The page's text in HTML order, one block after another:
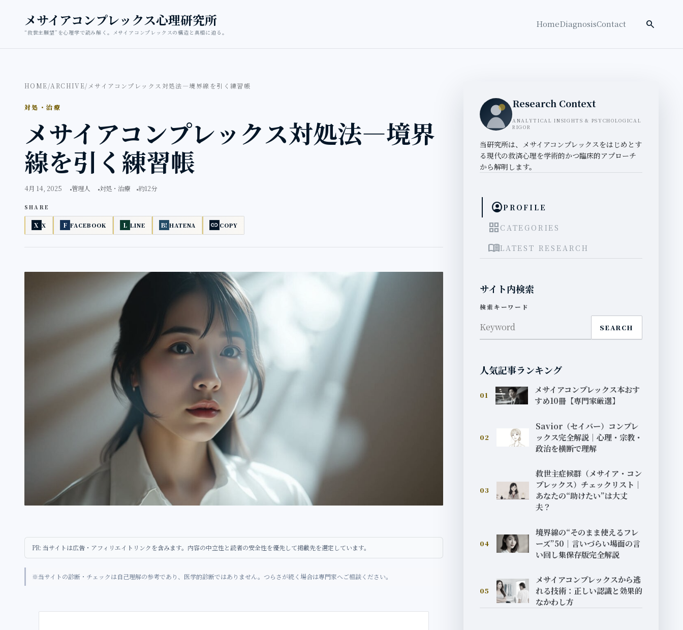
メサイアコンプレックス心理研究所
“救世主願望”を心理学で読み解く。メサイアコンプレックスの構造と真相に迫る。
HomeDiagnosisContact 検索を開く
search
HOME/ARCHIVE/ メサイアコンプレックス対処法―境界線を引く練習帳
対処・治療
メサイアコンプレックス対処法―境界
線を引く練習帳
4月 14, 2025 管理人 対処・治療 約12分
SHARE
X X F FACEBOOK L LINE B! HATENA link COPY
PR: 当サイトは広告・アフィリエイトリンクを含みます。内容の中立性と読者の安全性を優先して掲載先を選定しています。
※当サイトの診断・チェックは自己理解の参考であり、医学的診断ではありません。つらさが続く場合は専門家へご相談ください。
Research Context
ANALYTICAL INSIGHTS & PSYCHOLOGICAL
RIGOR
当研究所は、メサイアコンプレックスをはじめとす
る現代の救済心理を学術的かつ臨床的アプローチ
から解明します。
account_circlePROFILE
grid_view CATEGORIES
menu_bookLATEST RESEARCH
サイト内検索
検索キーワード
SEARCH
人気記事ランキング
01
メサイアコンプレックス本おす
すめ10冊【専門家厳選】
02
Savior（セイバー）コンプレ
ックス完全解説｜心理・宗教・
政治を横断で理解
03
救世主症候群（メサイア・コン
プレックス）チェックリスト｜
あなたの“助けたい”は大丈
夫？
04
境界線の“そのまま使えるフレ
ーズ”50｜言いづらい場面の言
い回し集保存版完全解説
05
メサイアコンプレックスから逃
れる技術：正しい認識と効果的
なかわし方